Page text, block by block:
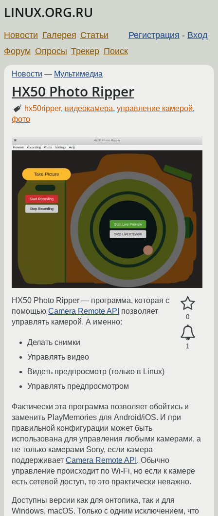
LINUX.ORG.RU
Регистрация - Вход
Новости Галерея Статьи
Форум Опросы Трекер Поиск
Новости — Мультимедиа
HX50 Photo Ripper
hx50ripper, видеокамера,управление камерой,
фото
0
1
HX50 Photo Ripper — программа, которая с
помощью Camera Remote API позволяет
управлять камерой. А именно:
Делать снимки
Управлять видео
Видеть предпросмотр (только в Linux)
Управлять предпросмотром
Фактически эта программа позволяет обойтись и
заменить PlayMemories для Android/iOS. И при
правильной конфигурации может быть
использована для управления любыми камерами, а
не только камерами Sony, если камера
поддерживает Camera Remote API . Обычно
управление происходит по Wi-Fi, но если к камере
есть сетевой доступ, то это практически неважно.
Доступны версии как для онтопика, так и для
Windows, macOS. Только с одним исключением, что